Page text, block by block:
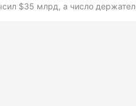
$35 млрд, а число